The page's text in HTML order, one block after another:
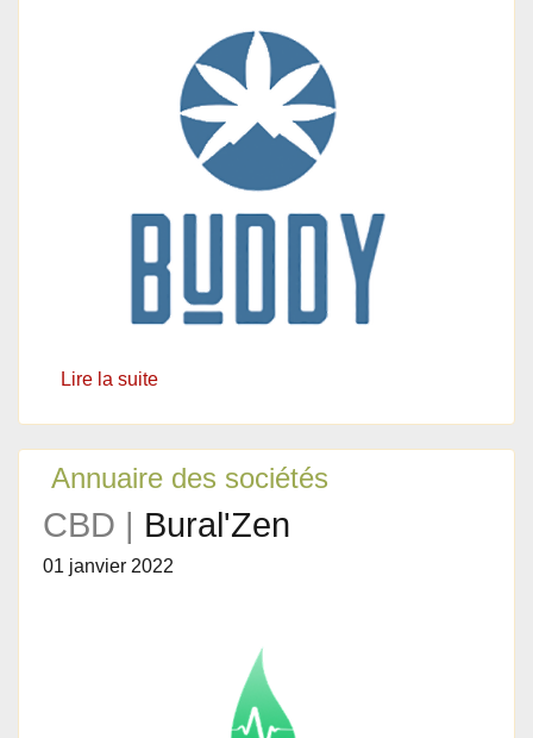
Lire la suite
Annuaire des sociétés
CBD | Bural'Zen
01 janvier 2022